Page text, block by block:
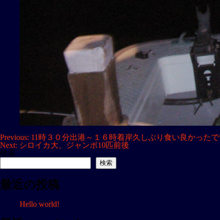
投
稿
ゲ
Previous: 11時３０分出港～１６時着岸久しぶり食い良かった
Next: シロイカ大、ジャンボ10匹前後
検索
検索
最近の投稿
Hello world!